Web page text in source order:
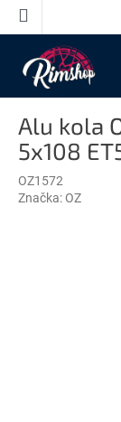
Přejít
Alu kola
5x108
OZ1572
Značka: OZ